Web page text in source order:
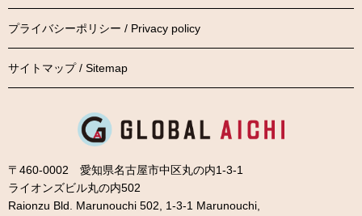
プライバシーポリシー / Privacy policy
サイトマップ / Sitemap
〒460-0002 愛知県名古屋市中区丸の内1-3-1
ライオンズビル丸の内502
Raionzu Bld. Marunouchi 502, 1-3-1 Marunouchi,